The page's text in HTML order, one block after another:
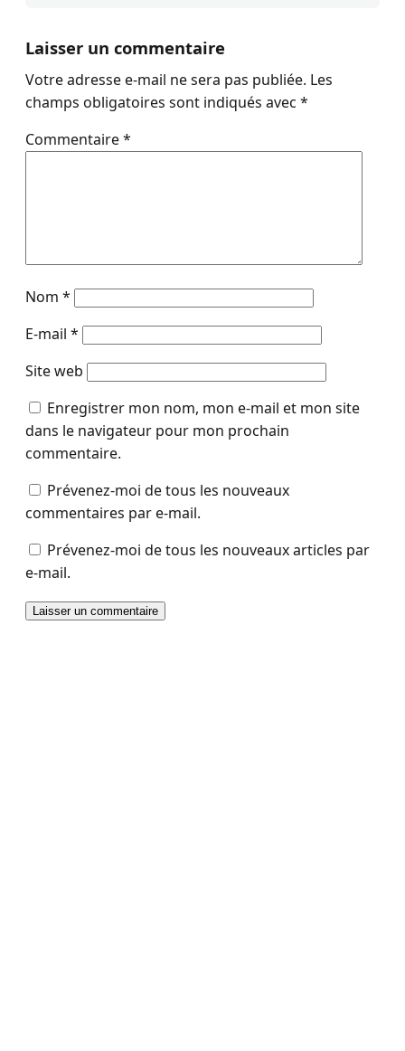
Laisser un commentaire
Votre adresse e-mail ne sera pas publiée. Les
champs obligatoires sont indiqués avec *
Commentaire*
Nom *
E-mail *
Site web
Enregistrer mon nom, mon e-mail et mon site
dans le navigateur pour mon prochain
commentaire.
Prévenez-moi de tous les nouveaux
commentaires par e-mail.
Prévenez-moi de tous les nouveaux articles par
e-mail.